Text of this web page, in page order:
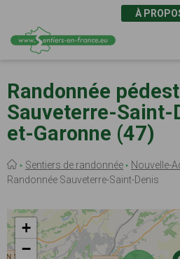
au
contenu
principal
À
Randonnée
Sauveterre-Saint-
et-Garonne (47)
Fil
d'Ariane
Sentiers de randonnée Nouvelle-
Randonnée Sauveterre-Saint-Denis
+
−